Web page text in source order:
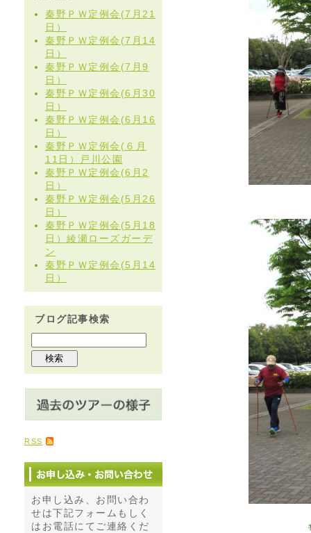
秦野ＰＷ定例会(7月21
日）
秦野ＰＷ定例会(7月14
日）
秦野ＰＷ定例会(7月9
日）
秦野ＰＷ定例会(6月30
日）
秦野ＰＷ定例会(6月16
日）
秦野ＰＷ定例会(６月
11日）戸川公園
秦野ＰＷ定例会(6月2
日）
秦野ＰＷ定例会(5月26
日）
秦野ＰＷ定例会(5月18
日）綾瀬ローズガーデ
ン
秦野ＰＷ定例会(5月14
日）
ブログ記事検索
RSS
お申し込み、お問い合わ
せは下記フォームもしく
はお電話にてご連絡くだ